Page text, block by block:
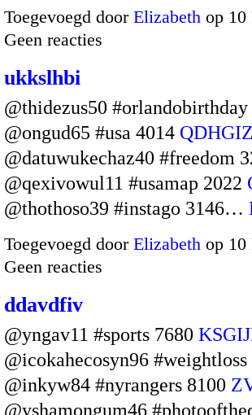
Toegevoegd door Elizabeth op
Geen reacties
ukkslhbi
@thidezus50 #orlandobirthday
@ongud65 #usa 4014
@datuwukechaz40 #freedom
@qexivowul11 #usamap 2022
@thothoso39 #instago 3146…
Toegevoegd door Elizabeth op
Geen reacties
ddavdfiv
@yngav11 #sports 7680
@icokahecosyn96 #weightloss
@inkyw84 #nyrangers 8100
@yshamongum46